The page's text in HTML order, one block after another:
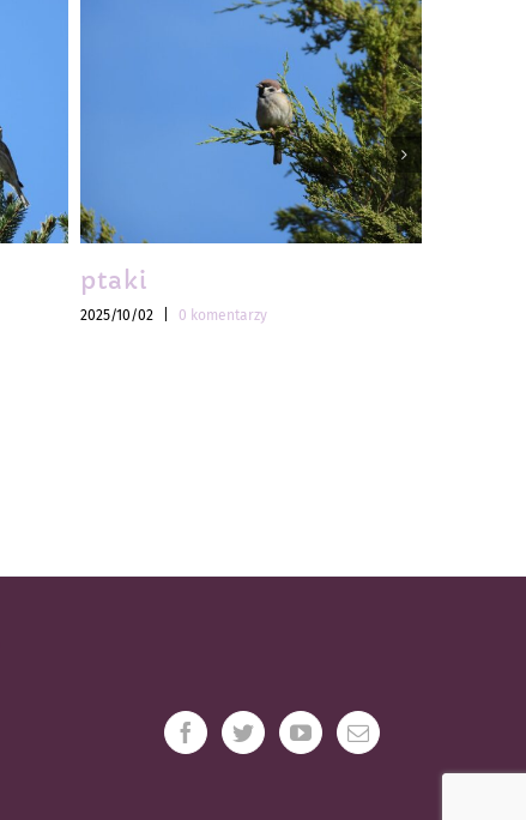
ptaki
2025/10/02 0 komentarzy